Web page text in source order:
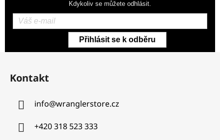
Kdykoliv se můžete odhlásit.
Přihlásit se k odběru
Z
Kontakt
info@wranglerstore.cz
+420 318 523 333